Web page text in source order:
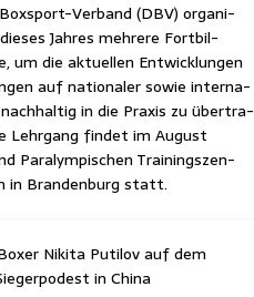
Ver­band (DBV) orga­ni­
Jah­res meh­re­re Fort­bil­
um die aktu­el­len Ent­wick­lun­gen
auf natio­na­ler sowie inter­na­
in die Pra­xis zu über­tra­
Lehr­gang fin­det im August
Para­lym­pi­schen Trai­nings­zen­
in Bran­den­burg statt.